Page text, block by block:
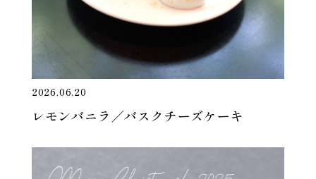
2026.06.20
レモンバニラ／バスクチーズケーキ